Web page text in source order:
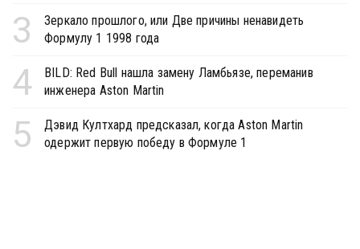
3
Зеркало прошлого, или Две причины ненавидеть
Формулу 1 1998 года
4
BILD: Red Bull нашла замену Ламбьязе, переманив
инженера Aston Martin
5
Дэвид Култхард предсказал, когда Aston Martin
одержит первую победу в Формуле 1